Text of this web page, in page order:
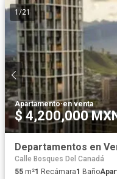
1/21
Apartamento·en venta
$ 4,200,000
Calle Bosques Del Canadá
55 m²1 Recámara1 Baño